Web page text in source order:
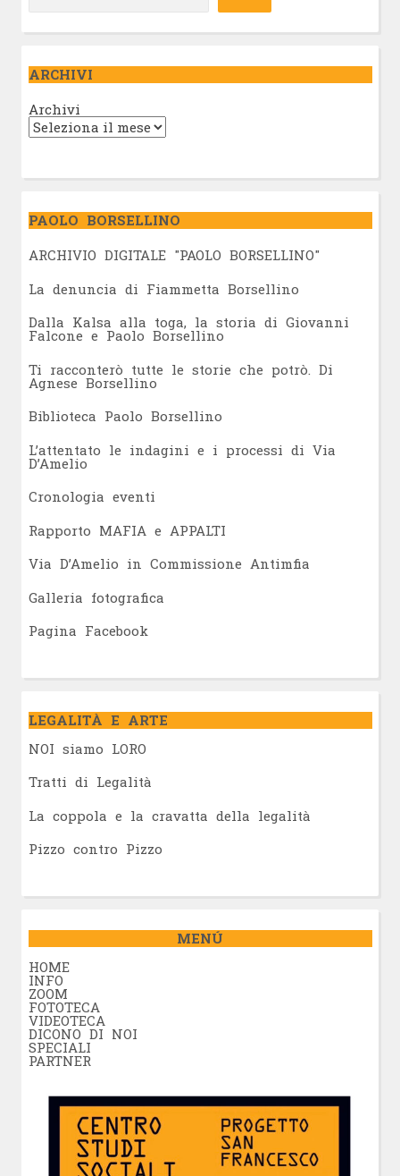
ARCHIVI
Archivi
PAOLO BORSELLINO
ARCHIVIO DIGITALE "PAOLO BORSELLINO"
La denuncia di Fiammetta Borsellino
Dalla Kalsa alla toga, la storia di Giovanni
Falcone e Paolo Borsellino
Ti racconterò tutte le storie che potrò. Di
Agnese Borsellino
Biblioteca Paolo Borsellino
L’attentato le indagini e i processi di Via
D’Amelio
Cronologia eventi
Rapporto MAFIA e APPALTI
Via D’Amelio in Commissione Antimfia
Galleria fotografica
Pagina Facebook
LEGALITÀ E ARTE
NOI siamo LORO
Tratti di Legalità
La coppola e la cravatta della legalità
Pizzo contro Pizzo
MENÚ
HOME
INFO
ZOOM
FOTOTECA
VIDEOTECA
DICONO DI NOI
SPECIALI
PARTNER